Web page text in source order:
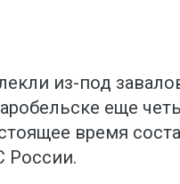
из-под
еще
время